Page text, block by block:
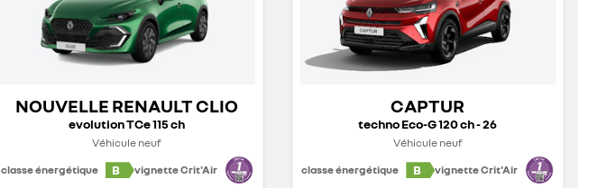
NOUVELLE RENAULT CLIO
evolution TCe 115 ch
Véhicule neuf
classe énergétique
B vignette Crit'Air
CAPTUR
techno Eco-G 120 ch - 26
Véhicule neuf
classe énergétique
B vignette Crit'Air